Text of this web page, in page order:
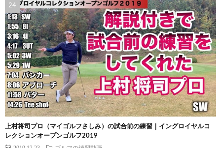
上村将司プロ（マイゴルフさしみ）の試合前の練習｜イングロイヤルコ
レクションオープンゴルフ2019